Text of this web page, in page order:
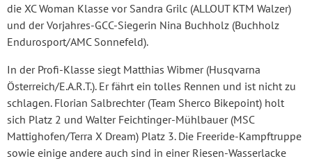
die XC Woman Klasse vor Sandra Grilc (ALLOUT KTM Walzer)
und der Vorjahres-GCC-Siegerin Nina Buchholz (Buchholz
Endurosport/AMC Sonnefeld).
In der Profi-Klasse siegt Matthias Wibmer (Husqvarna
Österreich/E.A.R.T.). Er fährt ein tolles Rennen und ist nicht zu
schlagen. Florian Salbrechter (Team Sherco Bikepoint) holt
sich Platz 2 und Walter Feichtinger-Mühlbauer (MSC
Mattighofen/Terra X Dream) Platz 3. Die Freeride-Kampftruppe
sowie einige andere auch sind in einer Riesen-Wasserlacke